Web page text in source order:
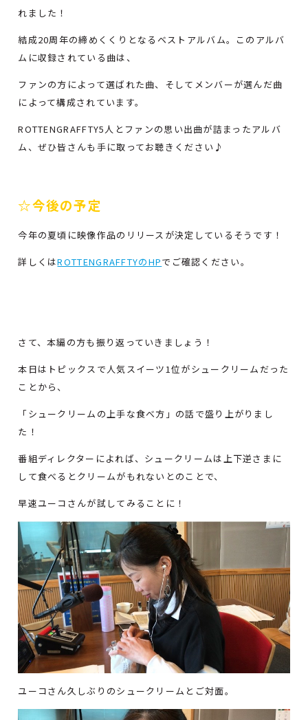
れました！
結成20周年の締めくくりとなるベストアルバム。このアルバ
ムに収録されている曲は、
ファンの方によって選ばれた曲、そしてメンバーが選んだ曲
によって構成されています。
ROTTENGRAFFTY5人とファンの思い出曲が詰まったアルバ
ム、ぜひ皆さんも手に取ってお聴きください♪
☆今後の予定
今年の夏頃に映像作品のリリースが決定しているそうです！
詳しくはROTTENGRAFFTYのHPでご確認ください。
さて、本編の方も振り返っていきましょう！
本日はトピックスで人気スイーツ1位がシュークリームだった
ことから、
「シュークリームの上手な食べ方」の話で盛り上がりまし
た！
番組ディレクターによれば、シュークリームは上下逆さまに
して食べるとクリームがもれないとのことで、
早速ユーコさんが試してみることに！
ユーコさん久しぶりのシュークリームとご対面。